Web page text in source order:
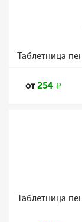
Таблетница
от254
Таблетница